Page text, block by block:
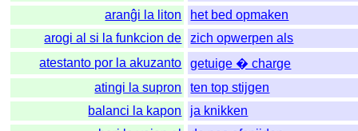
aranĝi la liton
het bed opmaken
arogi al si la funkcion de
zich opwerpen als
atestanto por la akuzanto
getuige � charge
atingi la supron
ten top stijgen
balanci la kapon
ja knikken